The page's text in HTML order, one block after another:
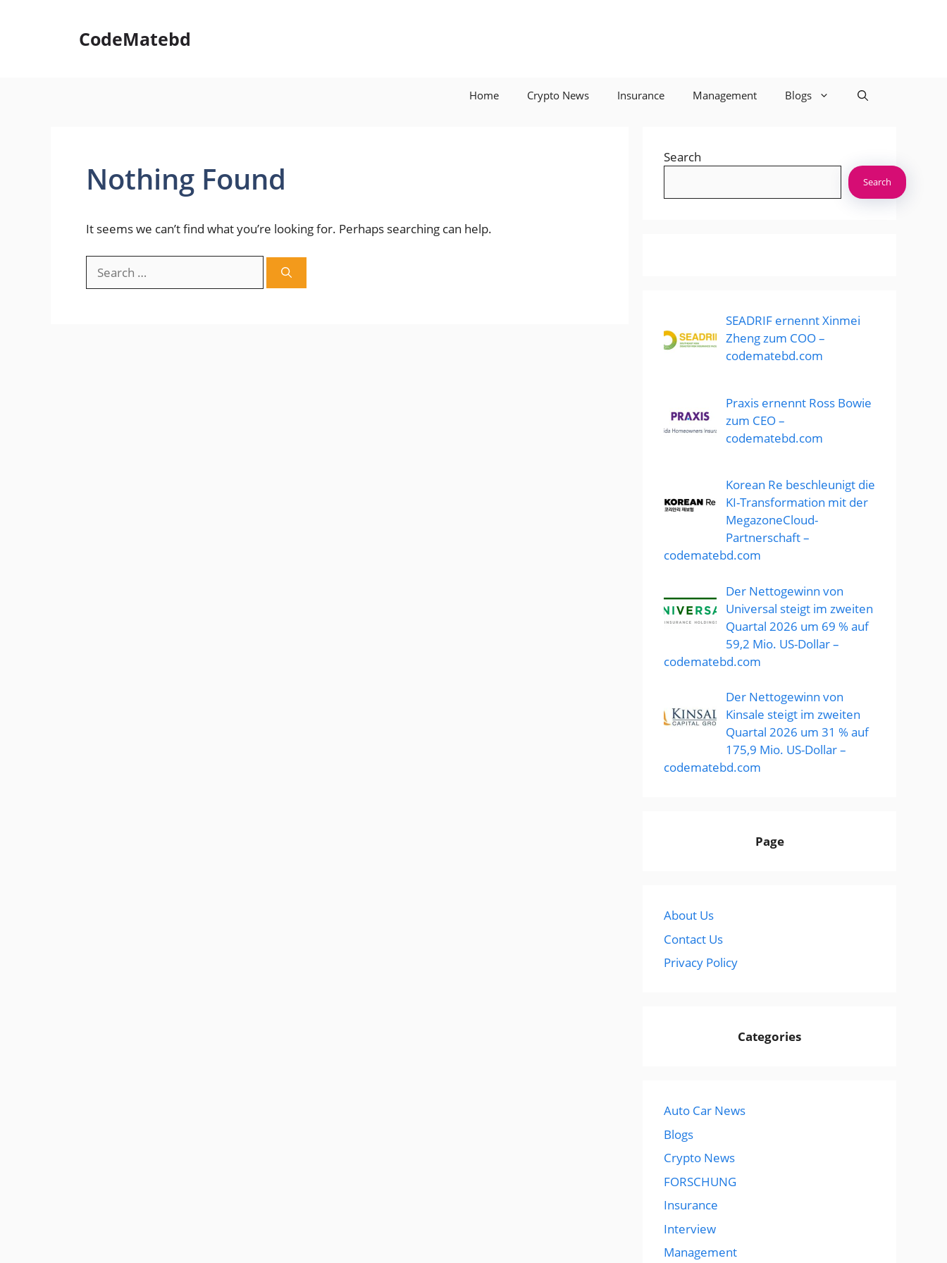
CodeMatebd
Home Crypto News Insurance Management Blogs
Nothing Found
It seems we can’t find what you’re looking for. Perhaps searching can help.
for:
Search
Search
SEADRIF ernennt Xinmei
Zheng zum COO –
codematebd.com
Praxis ernennt Ross Bowie
zum CEO –
codematebd.com
Korean Re beschleunigt die
KI-Transformation mit der
MegazoneCloud-
Partnerschaft –
codematebd.com
Der Nettogewinn von
Universal steigt im zweiten
Quartal 2026 um 69 % auf
59,2 Mio. US-Dollar –
codematebd.com
Der Nettogewinn von
Kinsale steigt im zweiten
Quartal 2026 um 31 % auf
175,9 Mio. US-Dollar –
codematebd.com
Page
About Us
Contact Us
Privacy Policy
Categories
Auto Car News
Blogs
Crypto News
FORSCHUNG
Insurance
Interview
Management